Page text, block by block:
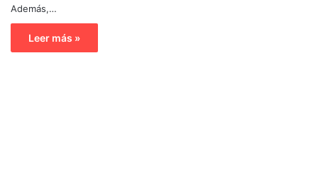
Además,…
Leer más »